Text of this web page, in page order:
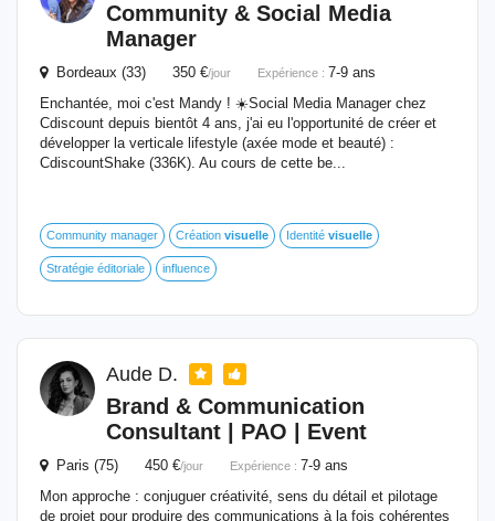
Community & Social Media
Manager
Bordeaux (33) 350 €/jour Expérience : 7-9 ans
Enchantée, moi c'est Mandy ! ☀️​ Social Media Manager chez
Cdiscount depuis bientôt 4 ans, j'ai eu l'opportunité de créer et
développer la verticale lifestyle (axée mode et beauté) :
CdiscountShake (336K). Au cours de cette be...
Community manager Création visuelle Identité visuelle
Stratégie éditoriale influence
Aude D.
Brand & Communication
Consultant | PAO | Event
Paris (75) 450 €/jour Expérience : 7-9 ans
Mon approche : conjuguer créativité, sens du détail et pilotage
de projet pour produire des communications à la fois cohérentes